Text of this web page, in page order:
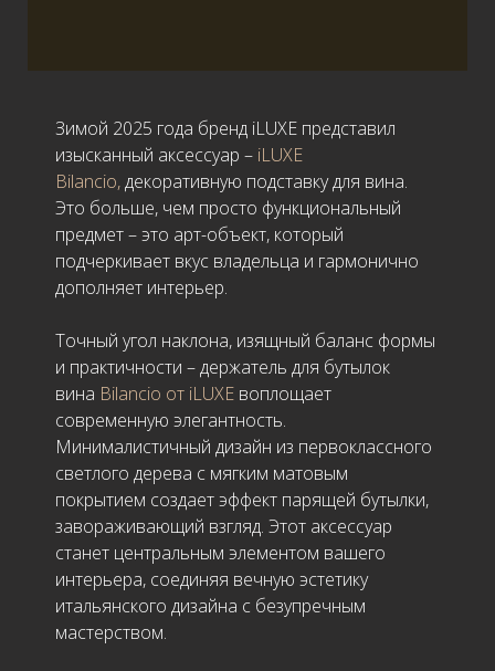
Зимой 2025 года бренд iLUXE представил
изысканный аксессуар – iLUXE
Bilancio,декоративную подставку для вина.
Это больше, чем просто функциональный
предмет – это арт-объект, который
подчеркивает вкус владельца и гармонично
дополняет интерьер.
Точный угол наклона, изящный баланс формы
и практичности – держатель для бутылок
вина Bilancio от iLUXE воплощает
современную элегантность.
Минималистичный дизайн из первоклассного
светлого дерева с мягким матовым
покрытием создает эффект парящей бутылки,
завораживающий взгляд. Этот аксессуар
станет центральным элементом вашего
интерьера, соединяя вечную эстетику
итальянского дизайна с безупречным
мастерством.